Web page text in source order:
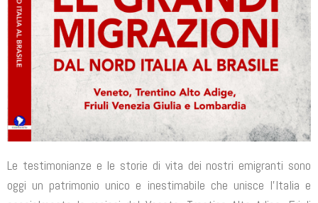
Le testimonianze e le storie di vita dei nostri emigranti sono
oggi un patrimonio unico e inestimabile che unisce l’Italia e